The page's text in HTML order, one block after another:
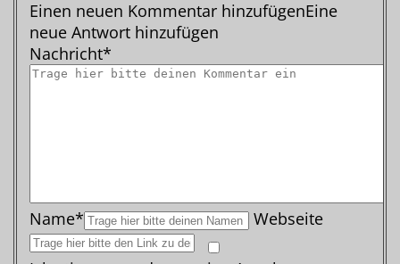
Einen neuen Kommentar hinzufügenEine
neue Antwort hinzufügen
Nachricht*
Name* Webseite